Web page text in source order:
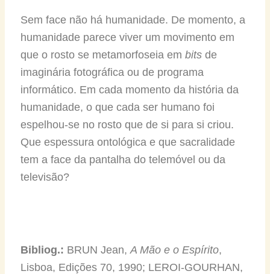
Sem face não há humanidade. De momento, a
humanidade parece viver um movimento em
que o rosto se metamorfoseia em bitsde
imaginária fotográfica ou de programa
informático. Em cada momento da história da
humanidade, o que cada ser humano foi
espelhou-se no rosto que de si para si criou.
Que espessura ontológica e que sacralidade
tem a face da pantalha do telemóvel ou da
televisão?
Bibliog.: BRUN Jean, A Mão e o Espírito,
Lisboa, Edições 70, 1990; LEROI-GOURHAN,